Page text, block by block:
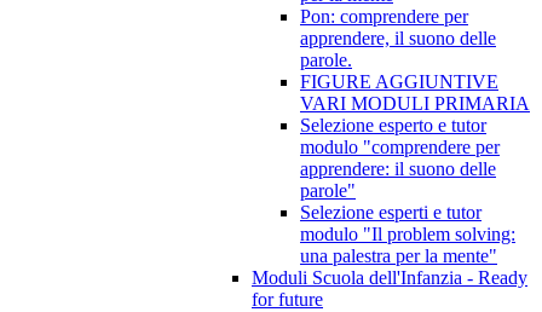
Pon: comprendere per
apprendere, il suono delle
parole.
FIGURE AGGIUNTIVE
VARI MODULI PRIMARIA
Selezione esperto e tutor
modulo "comprendere per
apprendere: il suono delle
parole"
Selezione esperti e tutor
modulo "Il problem solving:
una palestra per la mente"
Moduli Scuola dell'Infanzia - Ready
for future